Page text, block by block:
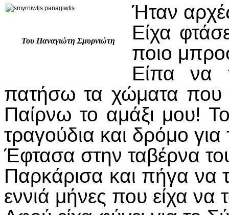
Του Παναγιώτη Σμυρνιώτη
Ήταν
Είχα
ποιο
Είπα να
πατήσω τα χώματα που
Παίρνω το αμάξι μου!
τραγούδια και δρόμο
Έφτασα στην ταβέρνα
Παρκάρισα και πήγα να
εννιά μήνες που είχα να